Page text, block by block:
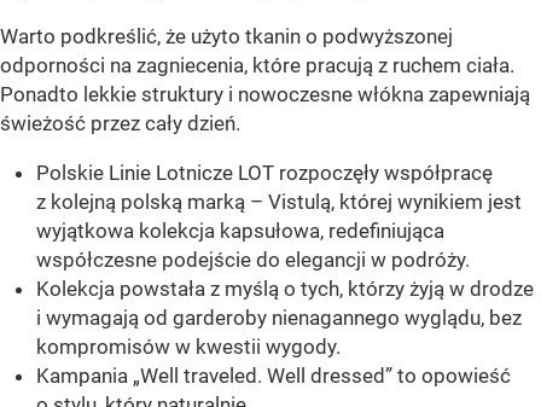
Warto podkreślić, że użyto tkanin o podwyższonej
odporności na zagniecenia, które pracują z ruchem ciała.
Ponadto lekkie struktury i nowoczesne włókna zapewniają
świeżość przez cały dzień.
Polskie Linie Lotnicze LOT rozpoczęły współpracę
z kolejną polską marką – Vistulą, której wynikiem jest
wyjątkowa kolekcja kapsułowa, redefiniująca
współczesne podejście do elegancji w podróży.
Kolekcja powstała z myślą o tych, którzy żyją w drodze
i wymagają od garderoby nienagannego wyglądu, bez
kompromisów w kwestii wygody.
Kampania „Well traveled. Well dressed” to opowieść